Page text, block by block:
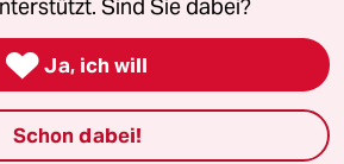
widerrufen (Ads)
Sind Sie dabei?
 Ja, ich will
Schon dabei!